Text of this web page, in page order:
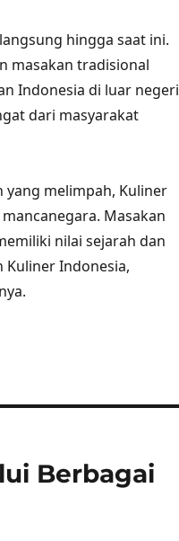
hingga saat ini.
masakan tradisional
Indonesia di luar negeri
dari masyarakat
yang melimpah, Kuliner
Masakan
nilai sejarah dan
Kuliner Indonesia,
Berbagai